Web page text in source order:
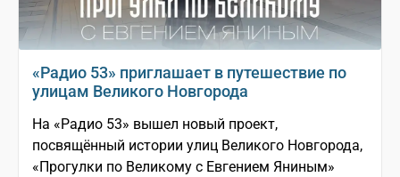
«Радио 53» приглашает в путешествие по
улицам Великого Новгорода
На «Радио 53» вышел новый проект,
посвящённый истории улиц Великого Новгорода,
«Прогулки по Великому с Евгением Яниным»